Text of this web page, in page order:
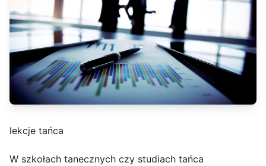
lekcje tańca
W szkołach tanecznych czy studiach tańca